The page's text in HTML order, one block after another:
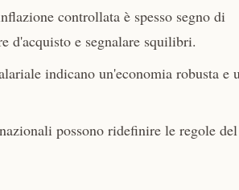
controllata è spesso segno di
d'acquisto e segnalare squilibri.
indicano un'economia robusta e
possono ridefinire le regole del